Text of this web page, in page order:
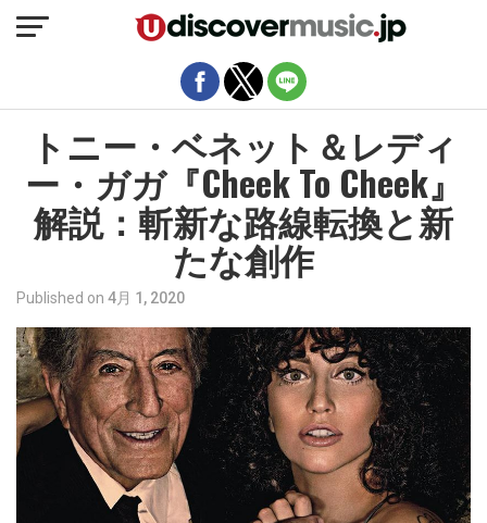
トニー・ベネット＆レディ
ー・ガガ『Cheek To Cheek』
解説：斬新な路線転換と新
たな創作
Published on 4月 1, 2020
モバイルバージョンを終了